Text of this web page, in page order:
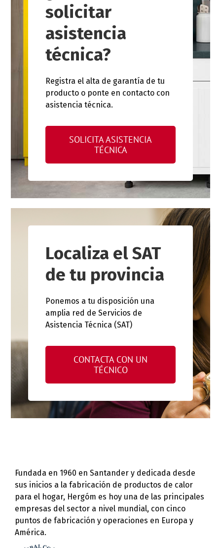
solicitar
asistencia
técnica?
Registra el alta de garantía de tu
producto o ponte en contacto con
asistencia técnica.
SOLICITA ASISTENCIA
TÉCNICA
Localiza el SAT
de tu provincia
Ponemos a tu disposición una
amplia red de Servicios de
Asistencia Técnica (SAT)
CONTACTA CON UN
TÉCNICO
Fundada en 1960 en Santander y dedicada desde
sus inicios a la fabricación de productos de calor
para el hogar, Hergóm es hoy una de las principales
empresas del sector a nivel mundial, con cinco
puntos de fabricación y operaciones en Europa y
América.